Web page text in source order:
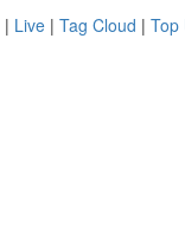
| Live | Tag Cloud | Top